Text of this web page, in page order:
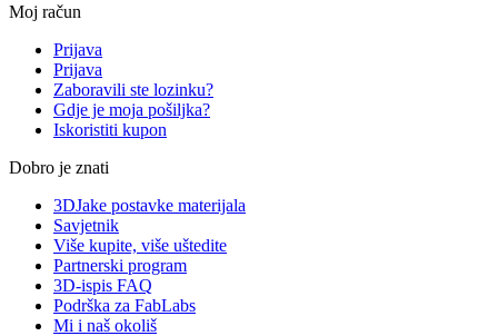
Moj račun
Prijava
Prijava
Zaboravili ste lozinku?
Gdje je moja pošiljka?
Iskoristiti kupon
Dobro je znati
3DJake postavke materijala
Savjetnik
Više kupite, više uštedite
Partnerski program
3D-ispis FAQ
Podrška za FabLabs
Mi i naš okoliš